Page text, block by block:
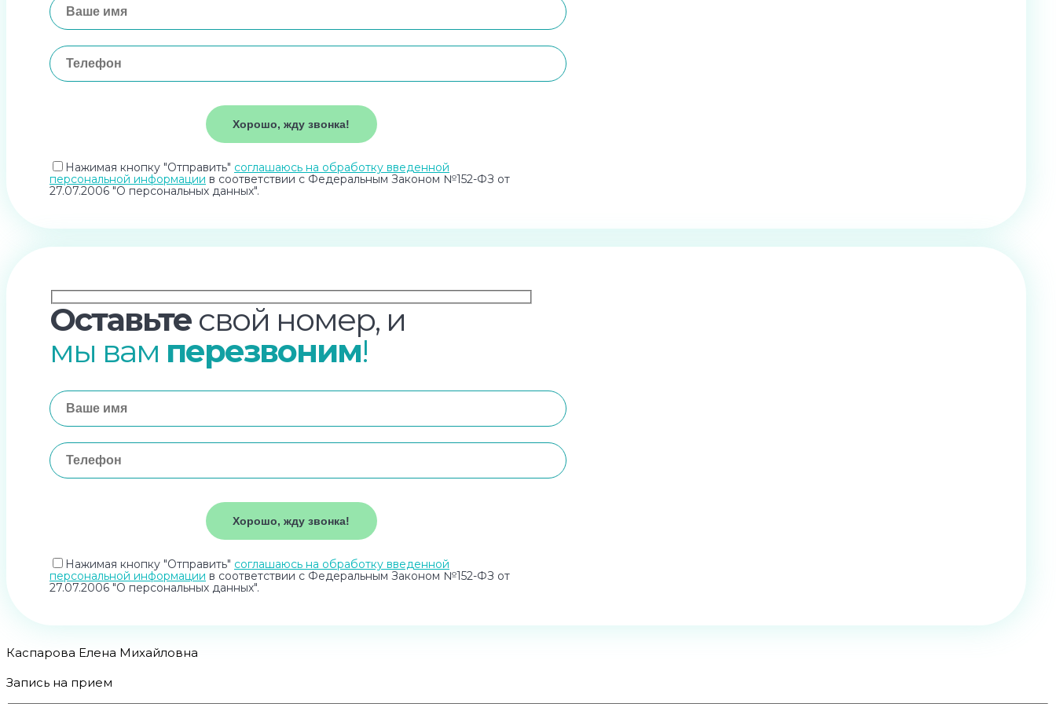
Нажимая кнопку "Отправить" соглашаюсь на обработку введенной
персональной информации в соответствии с Федеральным Законом №152-ФЗ от
27.07.2006 "О персональных данных".
Оставьте свой номер, и
мы вам перезвоним!
Нажимая кнопку "Отправить" соглашаюсь на обработку введенной
персональной информации в соответствии с Федеральным Законом №152-ФЗ от
27.07.2006 "О персональных данных".
Каспарова Елена Михайловна
Запись на прием